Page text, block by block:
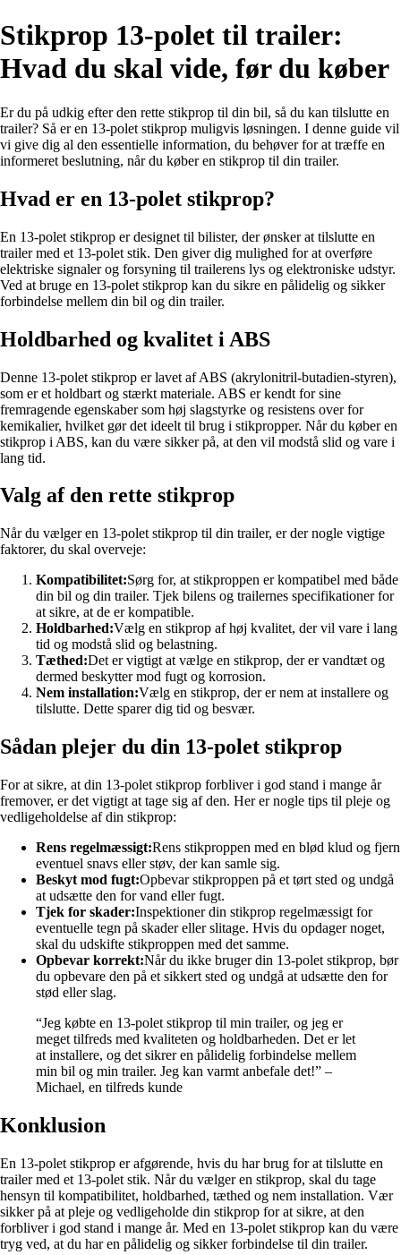
Stikprop 13-polet til trailer:
Hvad du skal vide, før du køber
Er du på udkig efter den rette stikprop til din bil, så du kan tilslutte en
trailer? Så er en 13-polet stikprop muligvis løsningen. I denne guide vil
vi give dig al den essentielle information, du behøver for at træffe en
informeret beslutning, når du køber en stikprop til din trailer.
Hvad er en 13-polet stikprop?
En 13-polet stikprop er designet til bilister, der ønsker at tilslutte en
trailer med et 13-polet stik. Den giver dig mulighed for at overføre
elektriske signaler og forsyning til trailerens lys og elektroniske udstyr.
Ved at bruge en 13-polet stikprop kan du sikre en pålidelig og sikker
forbindelse mellem din bil og din trailer.
Holdbarhed og kvalitet i ABS
Denne 13-polet stikprop er lavet af ABS (akrylonitril-butadien-styren),
som er et holdbart og stærkt materiale. ABS er kendt for sine
fremragende egenskaber som høj slagstyrke og resistens over for
kemikalier, hvilket gør det ideelt til brug i stikpropper. Når du køber en
stikprop i ABS, kan du være sikker på, at den vil modstå slid og vare i
lang tid.
Valg af den rette stikprop
Når du vælger en 13-polet stikprop til din trailer, er der nogle vigtige
faktorer, du skal overveje:
Kompatibilitet:Sørg for, at stikproppen er kompatibel med både
din bil og din trailer. Tjek bilens og trailernes specifikationer for
at sikre, at de er kompatible.
Holdbarhed:Vælg en stikprop af høj kvalitet, der vil vare i lang
tid og modstå slid og belastning.
Tæthed:Det er vigtigt at vælge en stikprop, der er vandtæt og
dermed beskytter mod fugt og korrosion.
Nem installation:Vælg en stikprop, der er nem at installere og
tilslutte. Dette sparer dig tid og besvær.
Sådan plejer du din 13-polet stikprop
For at sikre, at din 13-polet stikprop forbliver i god stand i mange år
fremover, er det vigtigt at tage sig af den. Her er nogle tips til pleje og
vedligeholdelse af din stikprop:
Rens regelmæssigt:Rens stikproppen med en blød klud og fjern
eventuel snavs eller støv, der kan samle sig.
Beskyt mod fugt:Opbevar stikproppen på et tørt sted og undgå
at udsætte den for vand eller fugt.
Tjek for skader:Inspektioner din stikprop regelmæssigt for
eventuelle tegn på skader eller slitage. Hvis du opdager noget,
skal du udskifte stikproppen med det samme.
Opbevar korrekt:Når du ikke bruger din 13-polet stikprop, bør
du opbevare den på et sikkert sted og undgå at udsætte den for
stød eller slag.
“Jeg købte en 13-polet stikprop til min trailer, og jeg er
meget tilfreds med kvaliteten og holdbarheden. Det er let
at installere, og det sikrer en pålidelig forbindelse mellem
min bil og min trailer. Jeg kan varmt anbefale det!” –
Michael, en tilfreds kunde
Konklusion
En 13-polet stikprop er afgørende, hvis du har brug for at tilslutte en
trailer med et 13-polet stik. Når du vælger en stikprop, skal du tage
hensyn til kompatibilitet, holdbarhed, tæthed og nem installation. Vær
sikker på at pleje og vedligeholde din stikprop for at sikre, at den
forbliver i god stand i mange år. Med en 13-polet stikprop kan du være
tryg ved, at du har en pålidelig og sikker forbindelse til din trailer.